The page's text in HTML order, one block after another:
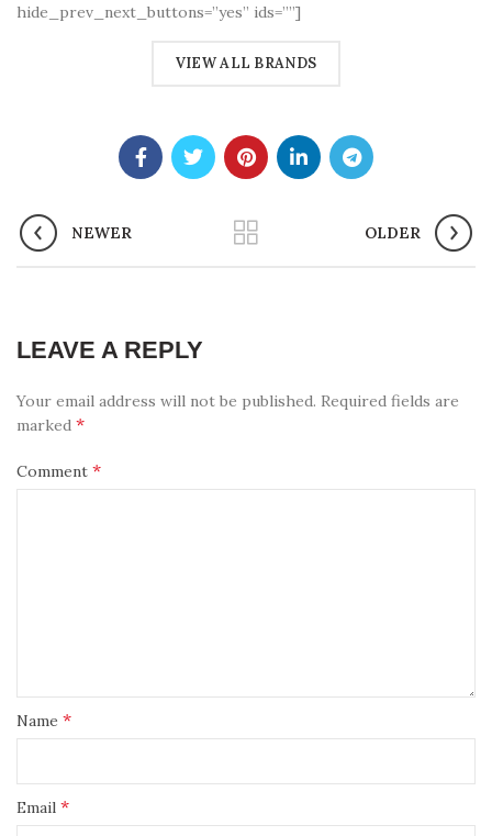
hide_prev_next_buttons=”yes” ids=””]
VIEW ALL BRANDS
NEWER OLDER
LEAVE A REPLY
Your email address will not be published. Required fields are
marked *
Comment *
Name *
Email *